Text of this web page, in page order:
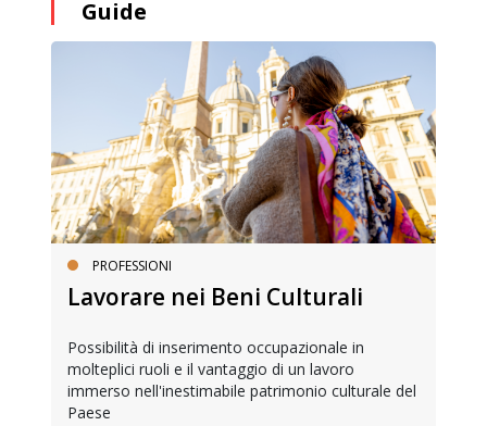
Guide
PROFESSIONI
Lavorare nei Beni Culturali
Possibilità di inserimento occupazionale in
molteplici ruoli e il vantaggio di un lavoro
immerso nell'inestimabile patrimonio culturale del
Paese